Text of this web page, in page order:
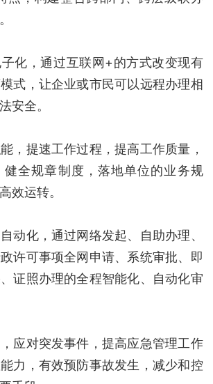
化，通过互联网+的方式改变现有
式，让企业或市民可以远程办理相
安全。
，提速工作过程，提高工作质量，
健全规章制度，落地单位的业务规
效运转。
动化，通过网络发起、自助办理、
许可事项全网申请、系统审批、即
证照办理的全程智能化、自动化审
应对突发事件，提高应急管理工作
力，有效预防事故发生，减少和控